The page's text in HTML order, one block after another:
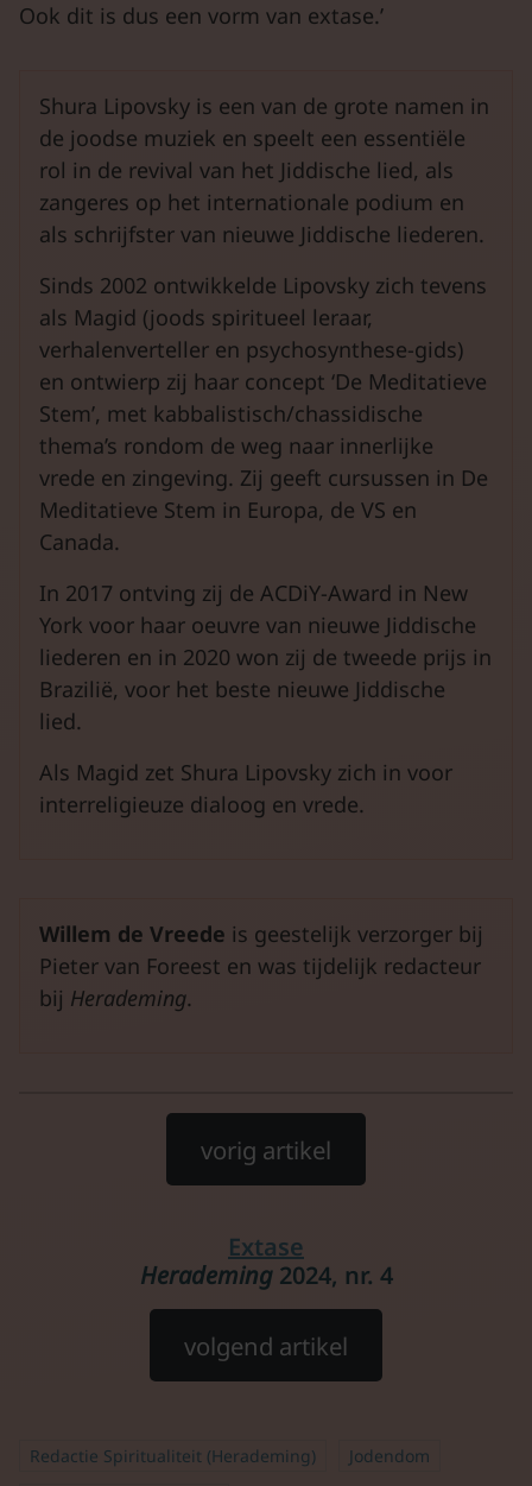
Ook dit is dus een vorm van extase.’
Shura Lipovsky is een van de grote namen in
de joodse muziek en speelt een essentiële
rol in de revival van het Jiddische lied, als
zangeres op het internationale podium en
als schrijfster van nieuwe Jiddische liederen.
Sinds 2002 ontwikkelde Lipovsky zich tevens
als Magid (joods spiritueel leraar,
verhalenverteller en psychosynthese-gids)
en ontwierp zij haar concept ‘De Meditatieve
Stem’, met kabbalistisch/chassidische
thema’s rondom de weg naar innerlijke
vrede en zingeving. Zij geeft cursussen in De
Meditatieve Stem in Europa, de VS en
Canada.
In 2017 ontving zij de ACDiY-Award in New
York voor haar oeuvre van nieuwe Jiddische
liederen en in 2020 won zij de tweede prijs in
Brazilië, voor het beste nieuwe Jiddische
lied.
Als Magid zet Shura Lipovsky zich in voor
interreligieuze dialoog en vrede.
Willem de Vreede is geestelijk verzorger bij
Pieter van Foreest en was tijdelijk redacteur
bij Herademing.
vorig artikel
Extase
Herademing 2024, nr. 4
volgend artikel
Redactie Spiritualiteit (Herademing)
Jodendom